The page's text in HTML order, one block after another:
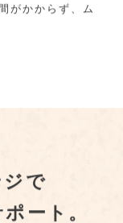
がかからず、ム
ジで
ート。